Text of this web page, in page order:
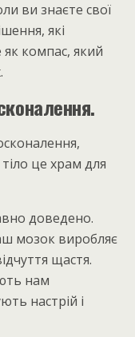
ви знаєте свої
які
компас, який
це храм для
доведено.
мозок виробляє
щастя.
нам
настрій і